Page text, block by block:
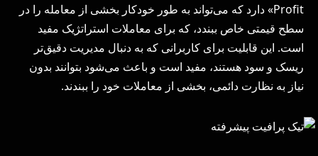
Profit» دارد که می‌تواند به طور خودکار بخشی از معامله را در
سطح قیمتی خاص ببندد، که برای معاملات استراتژیک مفید
است. این قابلیت برای کاربرانی که به دنبال مدیریت دقیق‌تر
ریسک و سود هستند، مفید است و باعث می‌شود بتوانند بدون
نیاز به نظارت دائمی، بخشی از معاملات خود را ببندند.